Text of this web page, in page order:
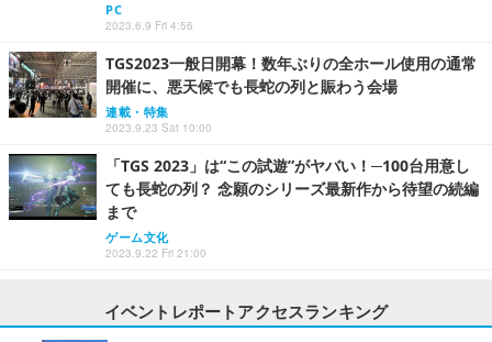
PC
2023.6.9 Fri 4:56
TGS2023一般日開幕！数年ぶりの全ホール使用の通常
開催に、悪天候でも長蛇の列と賑わう会場
連載・特集
2023.9.23 Sat 10:00
「TGS 2023」は“この試遊”がヤバい！─100台用意し
ても長蛇の列？ 念願のシリーズ最新作から待望の続編
まで
ゲーム文化
2023.9.22 Fri 21:00
イベントレポートアクセスランキング